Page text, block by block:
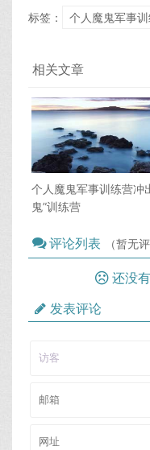
标签： 个人魔鬼军事
相关文章
个人魔鬼军事训练营冲
鬼”训练营
评论列表 （暂无
还没
发表评论